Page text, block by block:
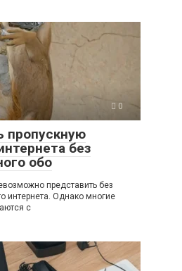
0
пропускную
без
обо
представить без
интернета. Однако многие
с